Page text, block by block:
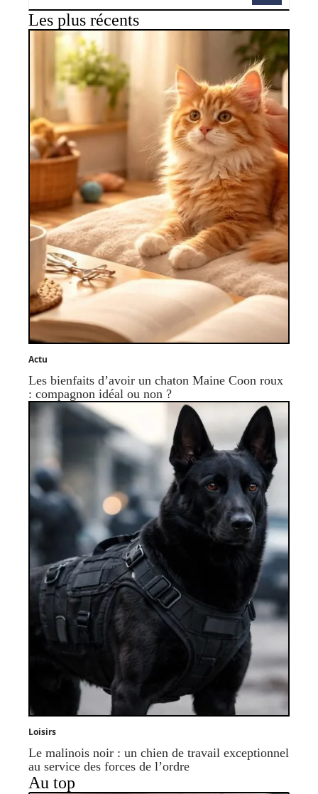
Les plus récents
Actu
Les bienfaits d’avoir un chaton Maine Coon roux
: compagnon idéal ou non ?
Loisirs
Le malinois noir : un chien de travail exceptionnel
au service des forces de l’ordre
Au top